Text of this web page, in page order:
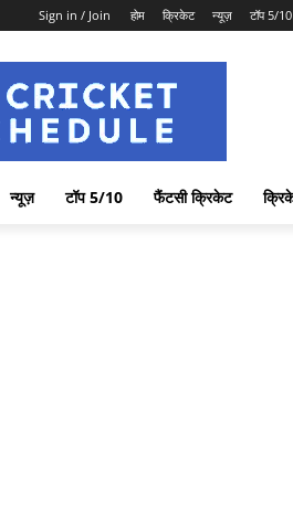
Sign in / Join होम क्रिकेट न्यूज़ टॉप 5/10
न्यूज़ टॉप 5/10 फैंटसी क्रिकेट